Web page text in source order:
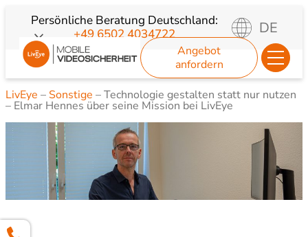
Inhalt
springen
Persönliche Beratung Deutschland:
+49 6502 4034722
DE
Angebot
anfordern
LivEye – Sonstige –Technologie gestalten statt nur nutzen
– Elmar Hennes über seine Mission bei LivEye